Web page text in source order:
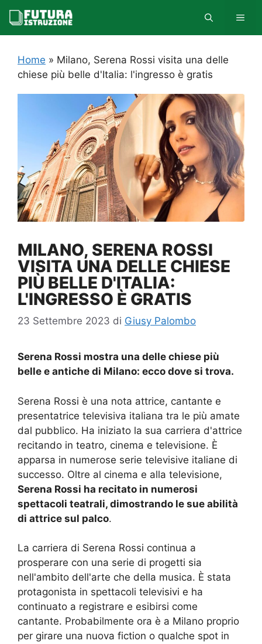
contenuto
Home » Milano, Serena Rossi visita una delle
chiese più belle d'Italia: l'ingresso è gratis
MILANO, SERENA ROSSI
VISITA UNA DELLE CHIESE
PIÙ BELLE D'ITALIA:
L'INGRESSO È GRATIS
23 Settembre 2023 di Giusy Palombo
Serena Rossi mostra una delle chiese più
belle e antiche di Milano: ecco dove si trova.
Serena Rossi è una nota attrice, cantante e
presentatrice televisiva italiana tra le più amate
dal pubblico. Ha iniziato la sua carriera d'attrice
recitando in teatro, cinema e televisione. È
apparsa in numerose serie televisive italiane di
successo. Oltre al cinema e alla televisione,
Serena Rossi ha recitato in numerosi
spettacoli teatrali, dimostrando le sue abilità
di attrice sul palco.
La carriera di Serena Rossi continua a
prosperare con una serie di progetti sia
nell'ambito dell'arte che della musica. È stata
protagonista in spettacoli televisivi e ha
continuato a registrare e esibirsi come
cantante. Probabilmente ora è a Milano proprio
per girare una nuova fiction o qualche spot in